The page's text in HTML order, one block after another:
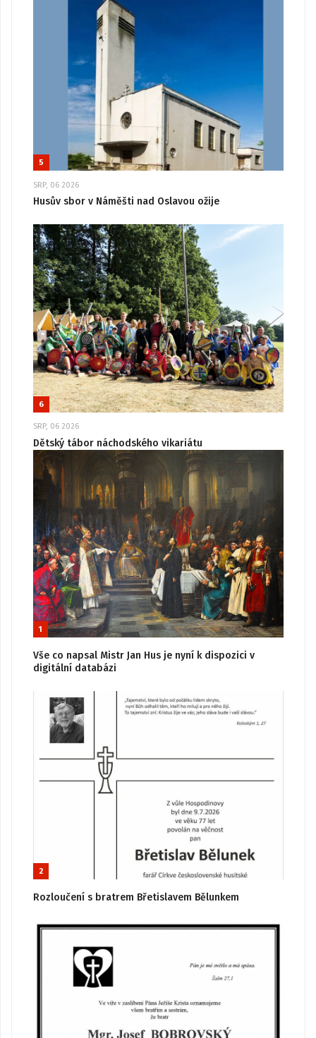
5
SRP, 06 2026
Husův sbor v Náměšti nad Oslavou ožije
6
SRP, 06 2026
Dětský tábor náchodského vikariátu
1
Vše co napsal Mistr Jan Hus je nyní k dispozici v
digitální databázi
2
Rozloučení s bratrem Břetislavem Bělunkem